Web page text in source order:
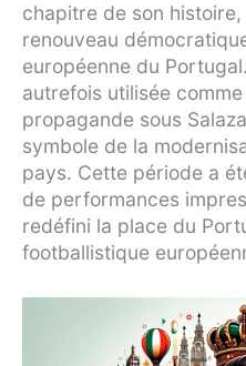
chapitre de son
renouveau
européenne du
autrefois utilisée
propagande sous
symbole de la
pays. Cette période a
de performances
redéfini la place du
footballistique